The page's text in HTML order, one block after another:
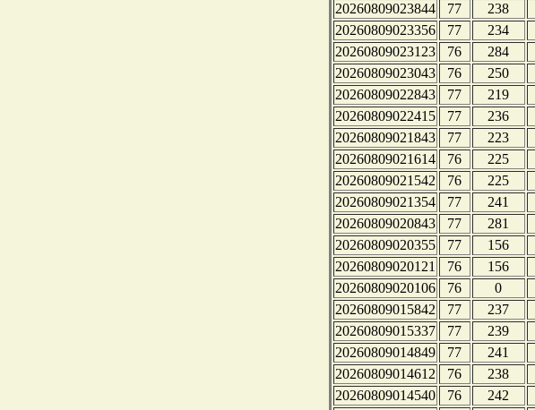
20260809023844
77 238
20260809023356
77 234
20260809023123
76 284
20260809023043
76 250
20260809022843
77 219
20260809022415
77 236
20260809021843
77 223
20260809021614
76 225
20260809021542
76 225
20260809021354
77 241
20260809020843
77 281
20260809020355
77 156
20260809020121
76 156
20260809020106
76 0
20260809015842
77 237
20260809015337
77 239
20260809014849
77 241
20260809014612
76 238
20260809014540
76 242